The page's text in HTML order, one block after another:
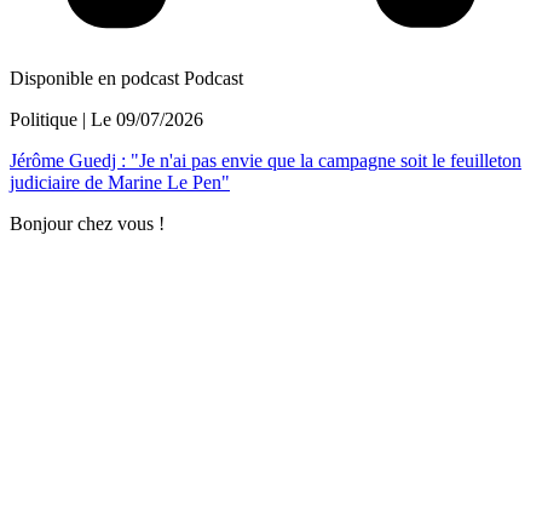
Disponible en podcast Podcast
Politique | Le 09/07/2026
Jérôme Guedj : "Je n'ai pas envie que la campagne soit le feuilleton
judiciaire de Marine Le Pen"
Bonjour chez vous !